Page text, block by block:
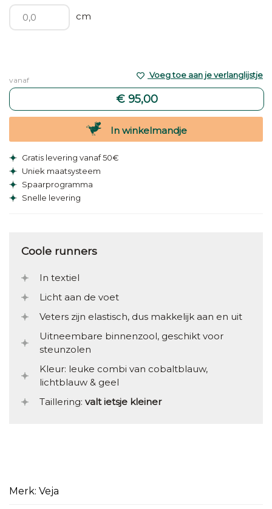
cm
vanaf
€ 95,00
Voeg toe aan je verlanglijstje
In winkelmandje
Gratis levering vanaf 50€
Uniek maatsysteem
Spaarprogramma
Snelle levering
Coole runners
In textiel
Licht aan de voet
Veters zijn elastisch, dus makkelijk aan en uit
Uitneembare binnenzool, geschikt voor
steunzolen
Kleur: leuke combi van cobaltblauw,
lichtblauw & geel
Taillering: valt ietsje kleiner
Merk: Veja